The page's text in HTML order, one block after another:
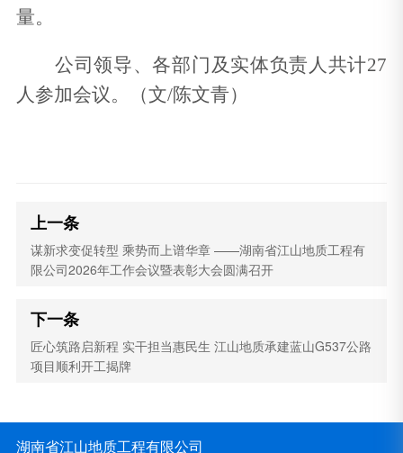
量。
公司领导、各部门及实体负责人共计27
人参加会议。（文/陈文青）
上一条
谋新求变促转型 乘势而上谱华章 ——湖南省江山地质工程有
限公司2026年工作会议暨表彰大会圆满召开
下一条
匠心筑路启新程 实干担当惠民生 江山地质承建蓝山G537公路
项目顺利开工揭牌
湖南省江山地质工程有限公司